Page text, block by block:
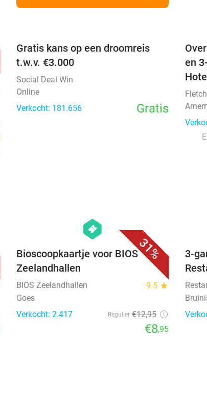
favorite_border
Gratis kans op een droomreis
t.w.v. €3.000
Social Deal Win
Online
Verkocht: 181.656
Gratis
en
31%
hexagon
events
Bioscoopkaartje voor BIOS
Zeelandhallen
BIOS Zeelandhallen 9.5 star
Goes
Verkocht: 2.417
Regulier €12,95
€8,95
3-